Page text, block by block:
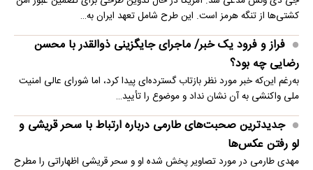
کشتی‌ها از تنگه هرمز است. این طرح شامل تعهد ایران به…
فراز و فرود یک خبر/ ماجرای جایگزینی ذوالقدر با محسن
رضایی چه بود؟
به‌رغم این‌که خبر مورد نظر بازتاب گسترده‌ای پیدا کرد، اما شورای عالی امنیت
ملی واکنشی به آن نشان نداد و موضوع را تأیید…
جدیدترین صحبت‌های طارمی درباره ارتباط با سحر قریشی و
لو رفتن عکس‌ها
مهدی طارمی در مورد تصاویر پخش شده او و سحر قریشی اظهاراتی را مطرح